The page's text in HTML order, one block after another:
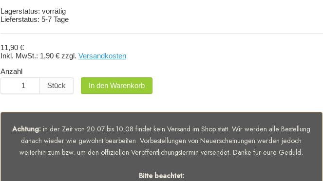
Lagerstatus: vorrätig
Lieferstatus: 5-7 Tage
11,90 €
Inkl. MwSt.: 1,90 €zzgl. Versandkosten
Anzahl
Stück
In den Warenkorb
Achtung: in der Zeit von 20.07 bis 10.08 findet kein Versand im Shop statt. Wir werden alle Bestellung
danach wieder wie gewohnt bearbeiten. Vorbestellungen von Neuerscheinungen werden jedoch
weiterhin zum bzw. um den offiziellen Veröffentlichungstermin versendet. Danke für eure Geduld.
Bitte beachtet: